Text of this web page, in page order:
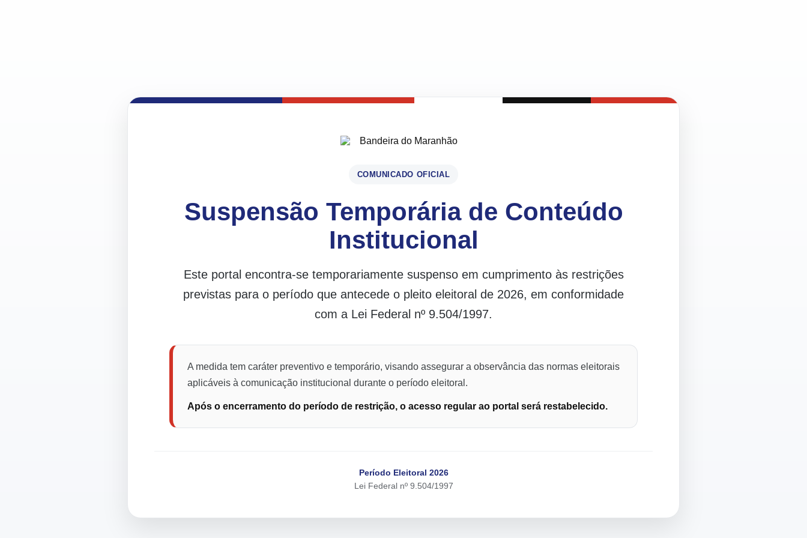
COMUNICADO OFICIAL
Suspensão Temporária de Conteúdo
Institucional
Este portal encontra-se temporariamente suspenso em cumprimento às restrições
previstas para o período que antecede o pleito eleitoral de 2026, em conformidade
com a Lei Federal nº 9.504/1997.
A medida tem caráter preventivo e temporário, visando assegurar a observância das normas eleitorais
aplicáveis à comunicação institucional durante o período eleitoral.
Após o encerramento do período de restrição, o acesso regular ao portal será restabelecido.
Período Eleitoral 2026
Lei Federal nº 9.504/1997